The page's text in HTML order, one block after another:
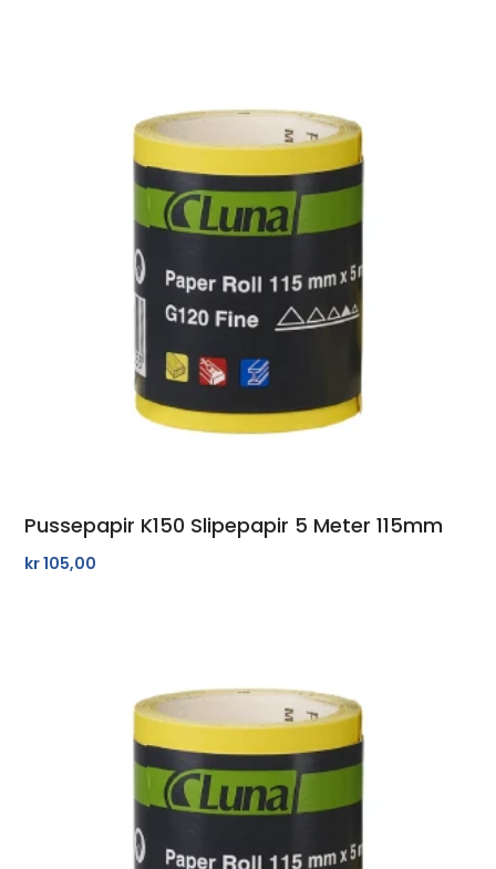
Pussepapir K150 Slipepapir 5 Meter 115mm
kr105,00